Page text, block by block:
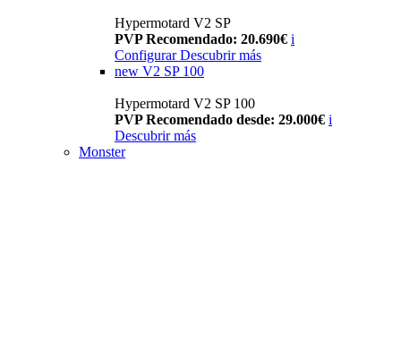
Hypermotard V2 SP
PVP Recomendado: 20.690€ i
Configurar Descubrir más
new V2 SP 100
Hypermotard V2 SP 100
PVP Recomendado desde: 29.000€ i
Descubrir más
Monster